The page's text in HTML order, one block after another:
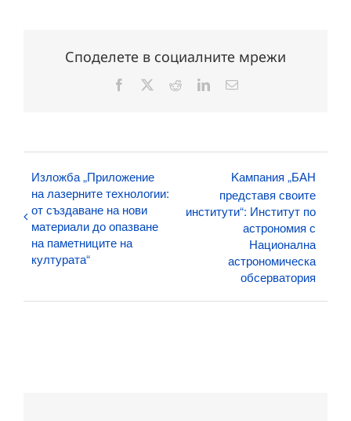
Споделете в социалните мрежи
Facebook RedditLinkedInЕлектронна
Изложба „Приложение
на лазерните технологии:
от създаване на нови
материали до опазване
на паметниците на
културата“
Kампания „БАН
представя своите
институти“: Институт по
астрономия с
Национална
астрономическа
обсерватория